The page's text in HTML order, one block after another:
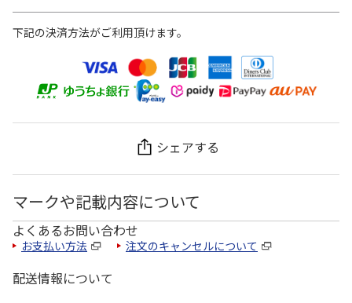
下記の決済方法がご利用頂けます。
シェアする
マークや記載内容について
よくあるお問い合わせ
お支払い方法 注文のキャンセルについて
配送情報について